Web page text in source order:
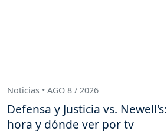
Noticias • AGO 8 / 2026
Defensa y Justicia vs.
hora y dónde ver por tv